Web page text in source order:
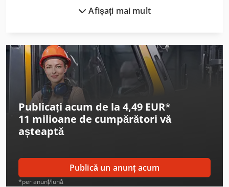
Felder Rl 140
Felder Rl 300
Felder Rl 350
Flott Bsm 75
Haas Tl-2
Haas Vf-2
Haas Vf-4
Afișați mai mult
Publicați acum de la 4,49 EUR*
11 milioane de cumpărători vă
așteaptă
Publică un anunț acum
*per anunț/lună